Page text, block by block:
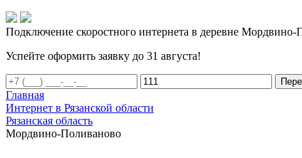
Подключение скоростного интернета в деревне Мордвино-
Успейте оформить заявку до 31 августа!
Главная
Интернет в Рязанской области
Рязанская область
Мордвино-Поливаново